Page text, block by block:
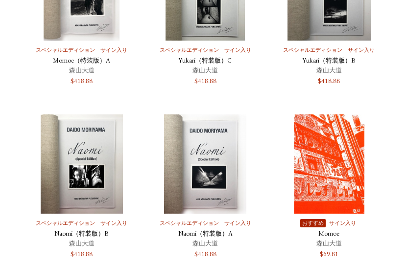
スペシャルエディション サイン入り
Momoe（特装版）A
森山大道
$418.88
スペシャルエディション サイン入り
Yukari（特装版）C
森山大道
$418.88
スペシャルエディション サイン入り
Yukari（特装版）B
森山大道
$418.88
スペシャルエディション サイン入り
Naomi（特装版）B
森山大道
$418.88
スペシャルエディション サイン入り
Naomi（特装版）A
森山大道
$418.88
おすすめ サイン入り
Momoe
森山大道
$69.81